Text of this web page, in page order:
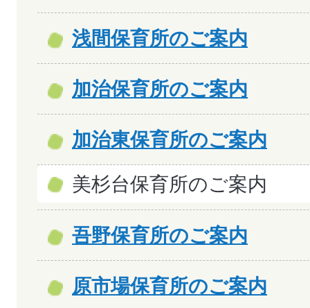
浅間保育所のご案内
加治保育所のご案内
加治東保育所のご案内
美杉台保育所のご案内
吾野保育所のご案内
原市場保育所のご案内